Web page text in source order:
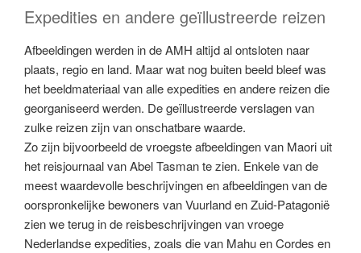
Expedities en andere geïllustreerde reizen
Afbeeldingen werden in de AMH altijd al ontsloten naar
plaats, regio en land. Maar wat nog buiten beeld bleef was
het beeldmateriaal van alle expedities en andere reizen die
georganiseerd werden. De geïllustreerde verslagen van
zulke reizen zijn van onschatbare waarde.
Zo zijn bijvoorbeeld de vroegste afbeeldingen van Maori uit
het reisjournaal van Abel Tasman te zien. Enkele van de
meest waardevolle beschrijvingen en afbeeldingen van de
oorspronkelijke bewoners van Vuurland en Zuid-Patagonië
zien we terug in de reisbeschrijvingen van vroege
Nederlandse expedities, zoals die van Mahu en Cordes en